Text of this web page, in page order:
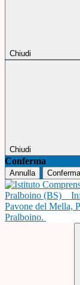
Chiudi
Chiudi
Conferma
Annulla Conferma
Pralboino (BS)
Pavone del Mella,
Pralboino.